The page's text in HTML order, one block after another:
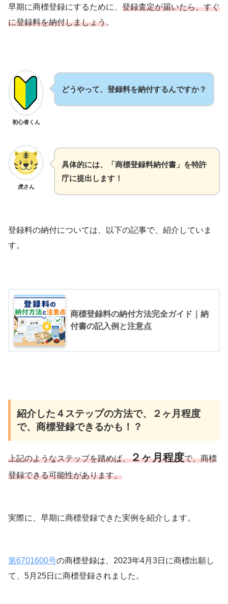
早期に商標登録にするために、 登録査定が届いたら、すぐ
に登録料を納付しましょう。
初心者くん
どうやって、登録料を納付するんですか？
虎さん
具体的には、「商標登録料納付書」を特許
庁に提出します！
登録料の納付については、以下の記事で、紹介していま
す。
商標登録料の納付方法完全ガイド｜納
付書の記入例と注意点
紹介した４ステップの方法で、２ヶ月程度
で、商標登録できるかも！？
上記のようなステップを踏めば、２ヶ月程度で、商標
登録できる可能性があります。
実際に、早期に商標登録できた実例を紹介します。
第6701600号の商標登録は、2023年4月3日に商標出願し
て、5月25日に商標登録されました。